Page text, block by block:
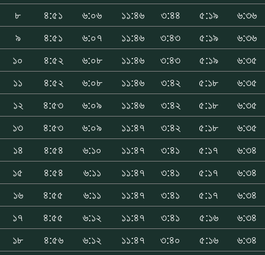
৮
৪:৫১ ৬:০৬ ১১:৪৬ ৩:৪৪ ৫:১৯
৬:৩৬
৯
৪:৫১ ৬:০৭ ১১:৪৬ ৩:৪৩ ৫:১৯
৬:৩৬
১০
৪:৫২ ৬:০৮ ১১:৪৬ ৩:৪৩ ৫:১৯
৬:৩৫
১১
৪:৫২ ৬:০৮ ১১:৪৬ ৩:৪২ ৫:১৮
৬:৩৫
১২
৪:৫৩ ৬:০৯ ১১:৪৬ ৩:৪২ ৫:১৮
৬:৩৫
১৩
৪:৫৩ ৬:০৯ ১১:৪৭ ৩:৪২ ৫:১৮
৬:৩৫
১৪
৪:৫৪ ৬:১০ ১১:৪৭ ৩:৪১ ৫:১৭
৬:৩৪
১৫
৪:৫৪ ৬:১১ ১১:৪৭ ৩:৪১ ৫:১৭
৬:৩৪
১৬
৪:৫৫ ৬:১১ ১১:৪৭ ৩:৪১ ৫:১৭
৬:৩৪
১৭
৪:৫৫ ৬:১২ ১১:৪৭ ৩:৪১ ৫:১৬
৬:৩৪
১৮
৪:৫৬ ৬:১২ ১১:৪৭ ৩:৪০ ৫:১৬
৬:৩৪